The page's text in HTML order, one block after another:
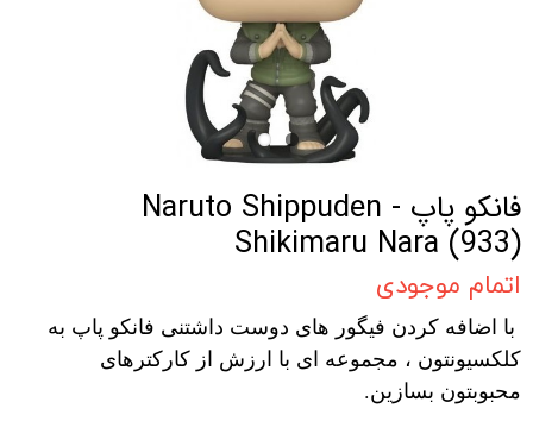
فانکو پاپ Naruto Shippuden -
Shikimaru Nara (933)
اتمام موجودی
با اضافه کردن فیگور های دوست داشتنی فانکو پاپ به
کلکسیونتون ، مجموعه ای با ارزش از کارکترهای
محبوبتون بسازین.